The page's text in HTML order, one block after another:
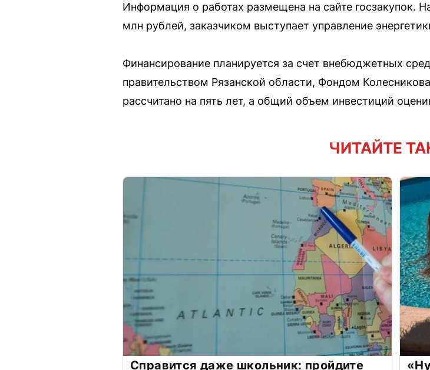
Информация о работах размещена на сайте госзакупок.
млн рублей, заказчиком выступает управление
Финансирование планируется за счет внебюджетных
правительством Рязанской области, Фондом
рассчитано на пять лет, а общий объем инвестиций
ЧИТАЙТЕ
Справится даже школьник: пройдите